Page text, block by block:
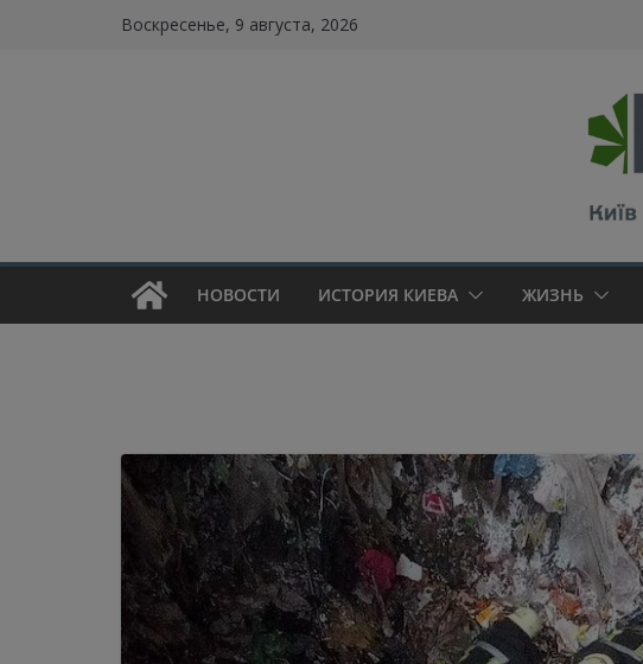
Воскресенье, 9 августа, 2026
НОВОСТИ ИСТОРИЯ КИЕВА ЖИЗНЬ